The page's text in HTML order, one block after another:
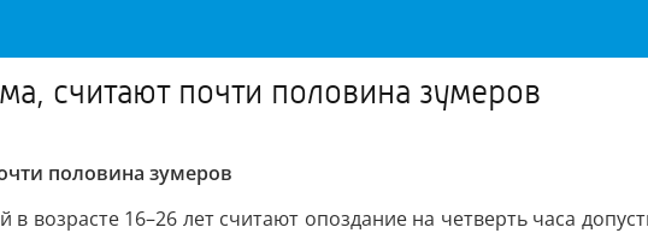
считают почти половина зумеров
половина зумеров
возрасте 16–26 лет считают опоздание на четверть часа